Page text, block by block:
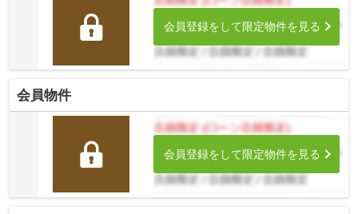
会員登録をして限定物件を見る
会員物件
会員登録をして限定物件を見る